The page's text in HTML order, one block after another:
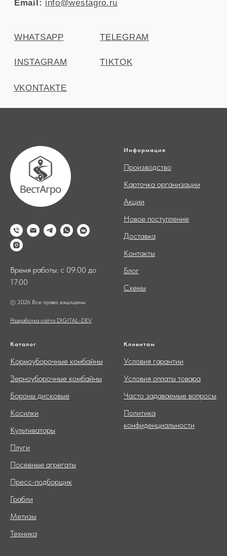
Время работы: с 09:00 до
17:00
© 2026 Все права защищены
Разработка сайта DIGITAL-DEV
Информация
Производство
Карточка организации
Акции
Новое поступление
Доставка
Контакты
Блог
Схемы
Каталог
Кормоуборочные комбайны
Зерноуборочные комбайны
Бороны дисковые
Косилки
Культиваторы
Плуги
Посевные агрегаты
Пресс-подборщик
Грабли
Метизы
Техника
Клиентам
Условия гарантии
Условия оплаты товара
Часто задаваемые вопросы
Политика
конфиденциальности